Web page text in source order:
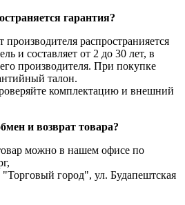
гарантия?
распространияется
и составляет от 2 до 30 лет, в
производителя. При покупке
талон.
комплектацию и внешний
и возврат товара?
можно в нашем офисе по
город", ул. Будапештская